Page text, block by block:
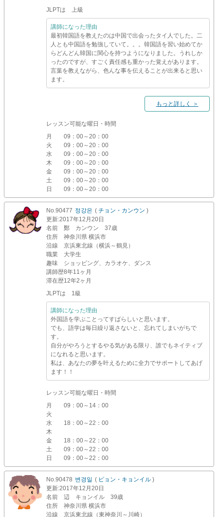
JLPTは 上級
講師になった理由
最初韓国語を教えたのは中国で出会ったタイ人でした。二
人とも中国語を勉強していて。。。韓国語を習い始めてか
らどんどん韓国に関心を持つようになりました。うれしか
ったのですが、すごく責任感も重かった覚えがあります。
言葉を教えながら、色んな事を伝えることが出来ると思い
ます。
もっと詳しく ＞
レッスン可能な曜日・時間
月
09：00～20：00
火
09：00～20：00
水
09：00～20：00
木
09：00～20：00
金
09：00～20：00
土
09：00～20：00
日
09：00～20：00
No.90477 정강은 ( チョン・カンウン )
更新:2017年12月20日
名前
鄭 カンウン 37歳
住所
神奈川県 横浜市
沿線
京浜東北線（横浜～鶴見）
職業
大学生
趣味
ショッピング、カラオケ、ダンス
講師歴8年11ヶ月
滞在歴12年2ヶ月
JLPTは 1級
講師になった理由
外国語を学ぶことってすばらしいと思います。
でも、語学は毎日繰り返さないと、忘れてしまいがちで
す。
自分がやろうとするやる気がある限り、誰でもネイティブ
になれると思います。
私は、あなたの夢を叶えるために全力でサポートしてあげ
ます！！
レッスン可能な曜日・時間
月
09：00～14：00
火
水
18：00～22：00
木
金
18：00～22：00
土
09：00～22：00
日
09：00～22：00
No.90478 변경일 ( ピョン・キョンイル )
更新:2017年12月20日
名前
辺 キョンイル 39歳
住所
神奈川県 横浜市
沿線
京浜東北線（東神奈川～川崎）